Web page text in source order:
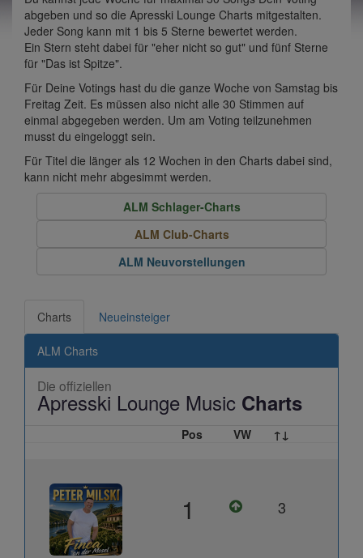
abgeben und so die Apresski Lounge Charts mitgestalten.
Jeder Song kann mit 1 bis 5 Sterne bewertet werden.
Ein Stern steht dabei für "eher nicht so gut" und fünf Sterne
für "Das ist Spitze".
Für Deine Votings hast du die ganze Woche von Samstag bis
Freitag Zeit. Es müssen also nicht alle 30 Stimmen auf
einmal abgegeben werden. Um am Voting teilzunehmen
musst du eingeloggt sein.
Für Titel die länger als 12 Wochen in den Charts dabei sind,
kann nicht mehr abgesimmt werden.
ALM Schlager-Charts
ALM Club-Charts
ALM Neuvorstellungen
Charts Neueinsteiger
ALM Charts
Die offiziellen
Apresski Lounge Music Charts
Pos VW ↑↓
1 3